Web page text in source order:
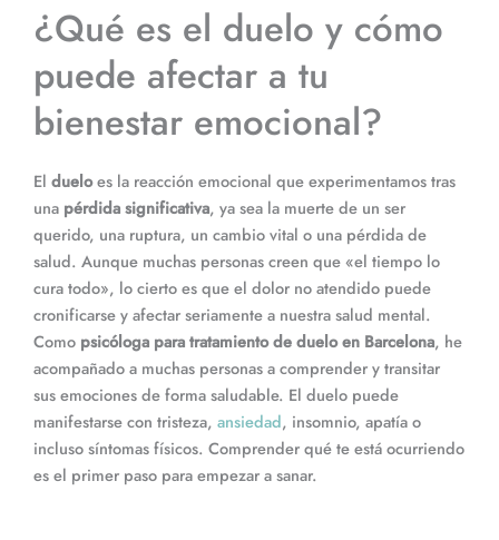
¿Qué es el duelo y cómo
puede afectar a tu
bienestar emocional?
El dueloes la reacción emocional que experimentamos tras
una pérdida significativa, ya sea la muerte de un ser
querido, una ruptura, un cambio vital o una pérdida de
salud. Aunque muchas personas creen que «el tiempo lo
cura todo», lo cierto es que el dolor no atendido puede
cronificarse y afectar seriamente a nuestra salud mental.
Como psicóloga para tratamiento de duelo en Barcelona, he
acompañado a muchas personas a comprender y transitar
sus emociones de forma saludable. El duelo puede
manifestarse con tristeza, ansiedad, insomnio, apatía o
incluso síntomas físicos. Comprender qué te está ocurriendo
es el primer paso para empezar a sanar.